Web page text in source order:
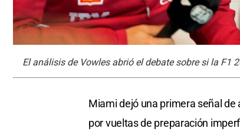
El análisis de Vowles abrió el debate sobre si la
Miami dejó una primera señal
por vueltas de preparación